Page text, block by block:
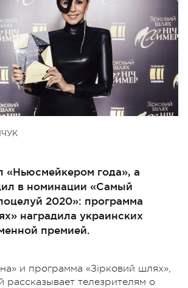
«Ньюсмейкером года», а
в номинации «Самый
2020»: программа
наградила украинских
премией.
и программа «Зірковий шлях»,
рассказывает телезрителям о